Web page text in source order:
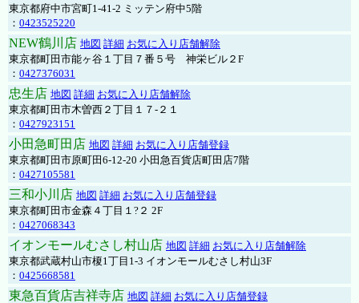
東京都府中市宮町1-41-2 ミッテン府中5階
： 0423525220
NEW鶴川店 地図 詳細 お気に入り店舗解除
東京都町田市能ヶ谷１丁目７番５号 神栄ビル２F
： 0427376031
忠生店 地図 詳細 お気に入り店舗解除
東京都町田市木曽西２丁目１７-２１
： 0427923151
小田急町田店 地図 詳細 お気に入り店舗登録
東京都町田市原町田6-12-20 小田急百貨店町田店7階
： 0427105581
三和小川店 地図 詳細 お気に入り店舗登録
東京都町田市金森４丁目１?２ 2F
： 0427068343
イオンモールむさし村山店 地図 詳細 お気に入り店舗解除
東京都武蔵村山市榎1丁目1-3 イオンモールむさし村山3F
： 0425668581
東急百貨店吉祥寺店 地図 詳細 お気に入り店舗登録